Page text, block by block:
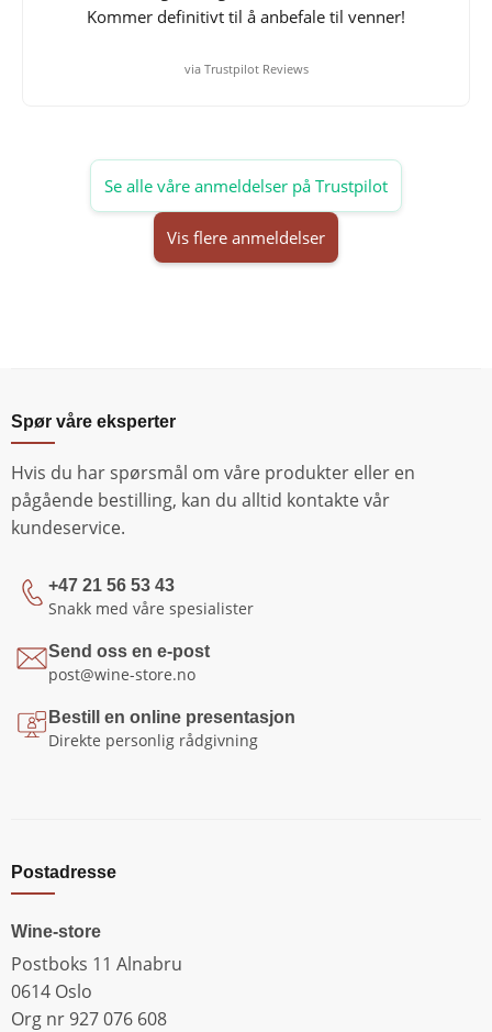
Kommer definitivt til å anbefale til venner!
via Trustpilot Reviews
Se alle våre anmeldelser på Trustpilot
Vis flere anmeldelser
Spør våre eksperter
Hvis du har spørsmål om våre produkter eller en
pågående bestilling, kan du alltid kontakte vår
kundeservice.
+47 21 56 53 43
Snakk med våre spesialister
Send oss en e-post
post@wine-store.no
Bestill en online presentasjon
Direkte personlig rådgivning
Postadresse
Wine-store
Postboks 11 Alnabru
0614 Oslo
Org nr 927 076 608